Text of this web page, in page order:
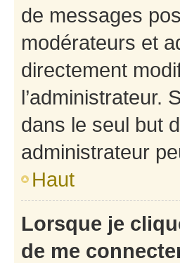
de messages
modérateurs et
directement
l’administrateur.
dans le seul but
administrateur
Haut
Lorsque je
de me